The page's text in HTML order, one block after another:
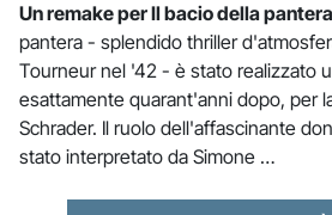
Un remake per Il bacio della pantera
pantera - splendido thriller
Tourneur nel '42 - è stato realizzato
esattamente quarant'anni dopo, per
Schrader. Il ruolo dell'affascinante
stato interpretato da Simone …